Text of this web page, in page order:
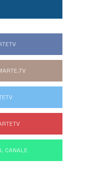
CANALE